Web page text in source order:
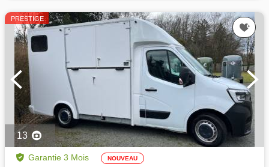
PRESTIGE
13
Garantie 3 Mois NOUVEAU